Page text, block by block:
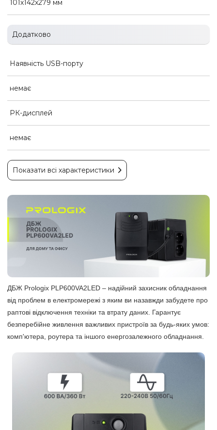
101х142х279 мм
Додатково
Наявність USB-порту
немає
РК-дисплей
немає
Показати всі характеристики
ДБЖ Prologix PLP600VA2LED – надійний захисник обладнання
від проблем в електромережі з яким ви назавжди забудете про
раптові відключення техніки та втрату даних. Гарантує
безперебійне живлення важливих пристроїв за будь-яких умов:
комп'ютера, роутера та іншого енергозалежного обладнання.